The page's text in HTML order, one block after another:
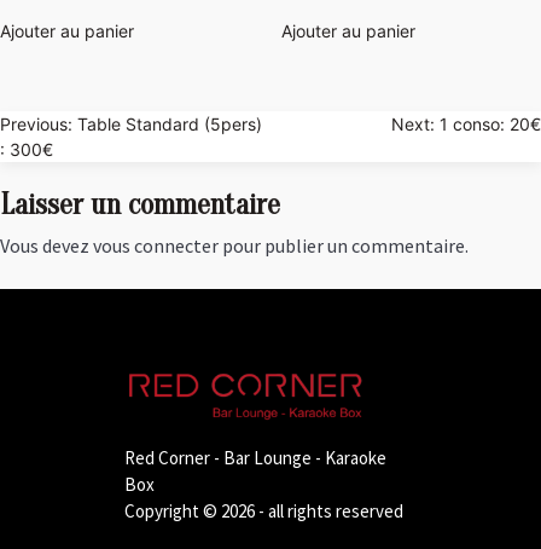
Ajouter au panier Ajouter au panier
Navigation
de
l’article
Previous: Table Standard (5pers)
: 300€
Next: 1 conso: 20€
Laisser un commentaire
Vous devez vous connecter pour publier un commentaire.
Red Corner - Bar Lounge - Karaoke
Box
Copyright © 2026 - all rights reserved